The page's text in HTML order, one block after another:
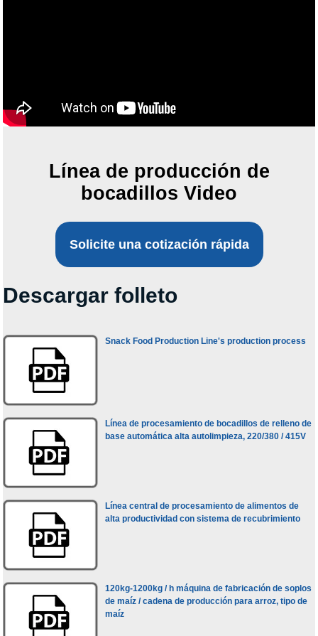
Línea de producción de
bocadillos Video
Solicite una cotización rápida
Descargar folleto
Snack Food Production Line's production process
Línea de procesamiento de bocadillos de relleno de
base automática alta autolimpieza, 220/380 / 415V
Línea central de procesamiento de alimentos de
alta productividad con sistema de recubrimiento
120kg-1200kg / h máquina de fabricación de soplos
de maíz / cadena de producción para arroz, tipo de
maíz